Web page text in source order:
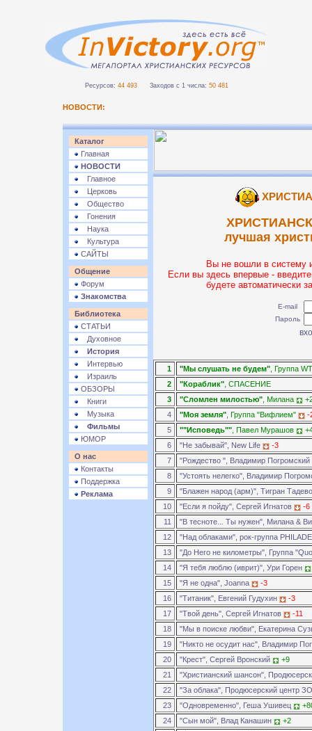
Ресурсов: 44 493 Заходов с 1 числа: 50 481
НОВОСТИ:
Каталог
Главная
НОВОСТИ
Главное
Церковь
Общество
Гонения
Наука
Культура
САЙТЫ
Общение
Форум
Знакомства
Библиотека
СТАТЬИ
Духовное
История
Интервью
Израиль
ОБЗОРЫ
Книги
Музыка
Фильмы
ЮМОР
О нас
Контакты
Поддержка
Реклама
лучшая
Вы не вошли в систему
Если вы здесь впервые -
будете автоматически
E-mail
Пароль
1 "Мы слушать не будем", Группа
2
"Кораблик", СПАСЕНИЕ
3
"Сломлен милостью", Милана
4
"Моя земля", Группа "Вифлием"
-
5
""Исповедь"", Павел Мурашов
6
"Не забывай", New Life
-3
7
"Рождество ", Владимир Погромский
8
"Устоять нелегко", Владимир
9
"Блажен народ (арм)", Тигран
10
"Если я пойду", Сергей Игнатов
-6
11
"В тесноте... Ты нужен", Милана &
12
"Над облаками", рок-группа
13
"До Него не километры", Группа
14
"Я тебя люблю (иврит)", Ури Горен
15
"Я не одна", Joanna
-3
16
"Титаник", Евгений Гудухин
-3
17
"Твой день", Сергей Игнатов
-11
18
"Мы в поиске любви", Екатерина
19
"Никто не осудит нас", Владимир
20
"Крест", Сергей Вронский
+9
21
"Христианский шансон",
22
"За облака", Продюсерский центр
23
"Одновременно", Геша Ушивец
24
"Сын мой", Влад Канашин
+2